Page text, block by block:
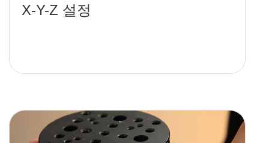
X-Y-Z 설정